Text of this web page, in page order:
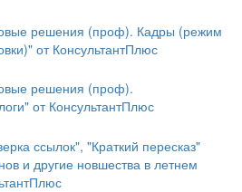
решения (проф). Кадры (режим
от КонсультантПлюс
решения (проф).
от КонсультантПлюс
ссылок", "Краткий пересказ"
и другие новшества в летнем